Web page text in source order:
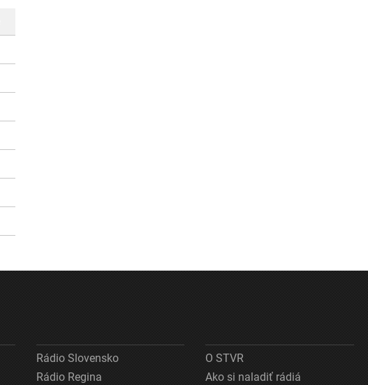
Rádio Slovensko
Rádio Regina
O STVR
Ako si naladiť rádiá